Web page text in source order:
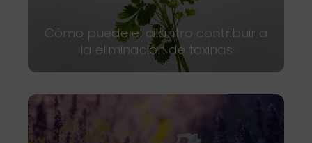
Cómo puede el cilantro contribuir a
la eliminación de toxinas